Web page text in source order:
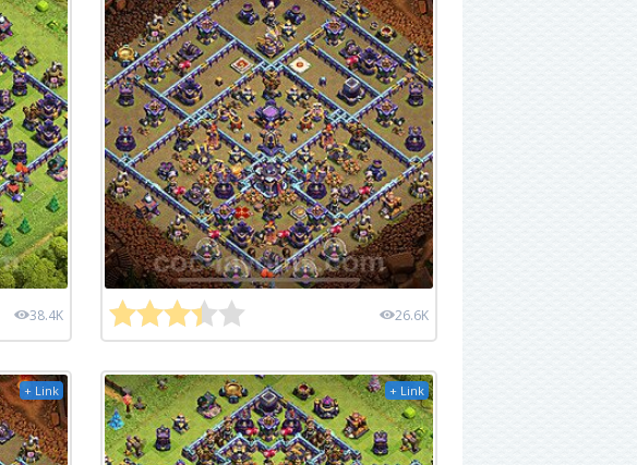
38.4K 26.6K
+ Link + Link